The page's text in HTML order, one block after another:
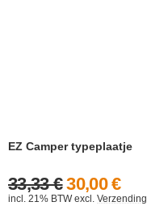
EZ Camper typeplaatje
30,00 €
33,33 €
incl. 21% BTWexcl. Verzending